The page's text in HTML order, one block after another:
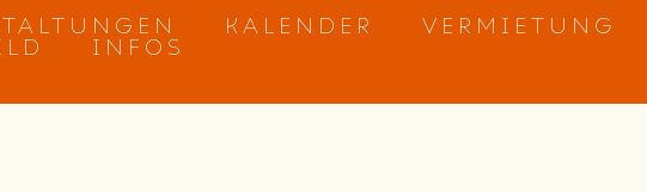
KALENDER VERMIETUNG
INFOS